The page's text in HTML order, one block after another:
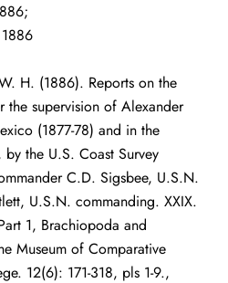
H. (1886). Reports on the
the supervision of Alexander
(1877-78) and in the
the U.S. Coast Survey
C.D. Sigsbee, U.S.N.
U.S.N. commanding. XXIX.
1, Brachiopoda and
Museum of Comparative
12(6): 171-318, pls 1-9.,